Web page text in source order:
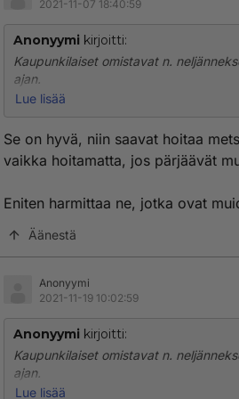
2021-11-07 18:40:59
Anonyymi kirjoitti:
Kaupunkilaiset omistavat n.
ajan.
tehtävää.
Lue lisää
Se on hyvä, niin saavat hoitaa
vaikka hoitamatta, jos pärjäävät
Eniten harmittaa ne, jotka ovat
Äänestä
Anonyymi
2021-11-19 10:02:59
Anonyymi kirjoitti:
Kaupunkilaiset omistavat n.
ajan.
Lue lisää